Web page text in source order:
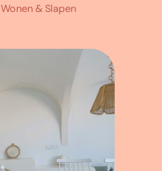
Wonen & Slapen